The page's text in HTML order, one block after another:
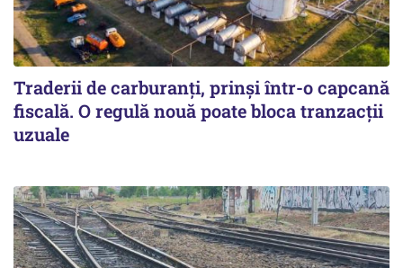
Traderii de carburanți, prinși într-o capcană
fiscală. O regulă nouă poate bloca tranzacții
uzuale